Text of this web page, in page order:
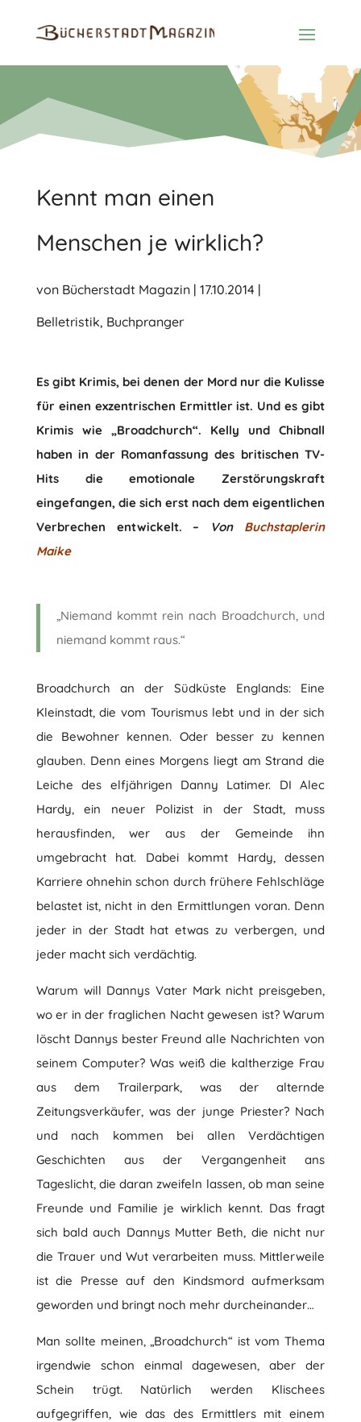
Kennt man einen
Menschen je wirklich?
von Bücherstadt Magazin| 17.10.2014|
Belletristik, Buchpranger
Es gibt Krimis, bei denen der Mord nur die Kulisse
für einen exzentrischen Ermittler ist. Und es gibt
Krimis wie „Broadchurch“. Kelly und Chibnall
haben in der Romanfassung des britischen TV-
Hits die emotionale Zerstörungskraft
eingefangen, die sich erst nach dem eigentlichen
Verbrechen entwickelt. – Von Buchstaplerin
Maike
„Niemand kommt rein nach Broadchurch, und
niemand kommt raus.“
Broadchurch an der Südküste Englands: Eine
Kleinstadt, die vom Tourismus lebt und in der sich
die Bewohner kennen. Oder besser zu kennen
glauben. Denn eines Morgens liegt am Strand die
Leiche des elfjährigen Danny Latimer. DI Alec
Hardy, ein neuer Polizist in der Stadt, muss
herausfinden, wer aus der Gemeinde ihn
umgebracht hat. Dabei kommt Hardy, dessen
Karriere ohnehin schon durch frühere Fehlschläge
belastet ist, nicht in den Ermittlungen voran. Denn
jeder in der Stadt hat etwas zu verbergen, und
jeder macht sich verdächtig.
Warum will Dannys Vater Mark nicht preisgeben,
wo er in der fraglichen Nacht gewesen ist? Warum
löscht Dannys bester Freund alle Nachrichten von
seinem Computer? Was weiß die kaltherzige Frau
aus dem Trailerpark, was der alternde
Zeitungsverkäufer, was der junge Priester? Nach
und nach kommen bei allen Verdächtigen
Geschichten aus der Vergangenheit ans
Tageslicht, die daran zweifeln lassen, ob man seine
Freunde und Familie je wirklich kennt. Das fragt
sich bald auch Dannys Mutter Beth, die nicht nur
die Trauer und Wut verarbeiten muss. Mittlerweile
ist die Presse auf den Kindsmord aufmerksam
geworden und bringt noch mehr durcheinander…
Man sollte meinen, „Broadchurch“ ist vom Thema
irgendwie schon einmal dagewesen, aber der
Schein trügt. Natürlich werden Klischees
aufgegriffen, wie das des Ermittlers mit einem